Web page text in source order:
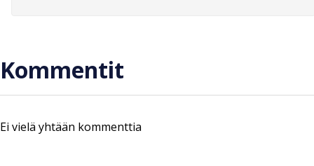
Kommentit
Ei vielä yhtään kommenttia